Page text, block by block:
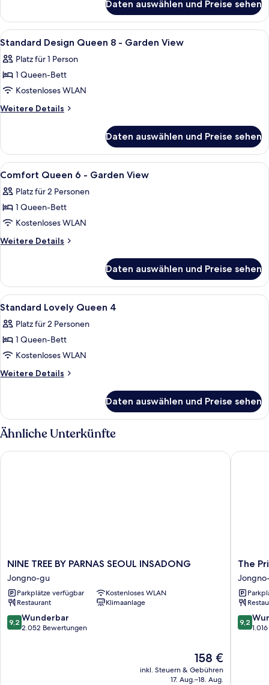
2 Doppelbetten,
Blick
auf
Innenhof
Daten auswählen und Preise sehen
Alle
Fotos
für
Standard
Design
Queen
Garden
View
anzeigen
Ein Schlafzimmer mit einem
12
Standard Design Queen 8 - Garden View
Platz für 1 Person
1 Queen-Bett
Kostenloses WLAN
Weitere Details
Weitere
Design
Queen
8
Garden
View
Daten auswählen und Preise sehen
Alle
Fotos
für
Comfort
Queen
6
View
anzeigen
Ein Schlafzimmer mit Bett,
13
Comfort Queen 6 - Garden View
Platz für 2 Personen
1 Queen-Bett
Kostenloses WLAN
Weitere Details
Weitere
Queen
6
-
View
Daten auswählen und Preise sehen
Alle
Fotos
für
Standard
Lovely
Queen
Ein Zimmer mit einem Bett, Kissen,
9
Standard Lovely Queen 4
Platz für 2 Personen
1 Queen-Bett
Kostenloses WLAN
Weitere Details
Weitere
Lovely
Queen
4
Daten auswählen und Preise sehen
Ähnliche Unterkünfte
NINE
TREE
BY
PARNAS
SEOUL
INSADONG
Jongno-
NINE TREE BY PARNAS SEOUL INSADONG
Jongno-gu
Parkplätze verfügbar
Kostenloses WLAN
Restaurant
Klimaanlage
9.2
von
9,2 Wunderbar
2.052 Bewertungen
Der
Preis
beträgt
158 €
inkl. Steuern & Gebühren
17. Aug.–18. Aug.
NINE TREE BY PARNAS SEOUL INSADONG
The
Prima
Hotel
Jongno
Jongno-
gu
The
9.2
von
9,2
The